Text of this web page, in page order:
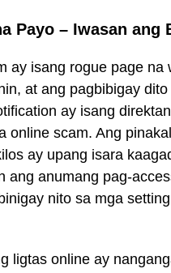
Payo – Iwasan ang
ay isang rogue page na
at ang pagbibigay
ay isang
online scam. Ang
ay upang isara
ang anumang pag-
nito sa mga
ligtas online ay